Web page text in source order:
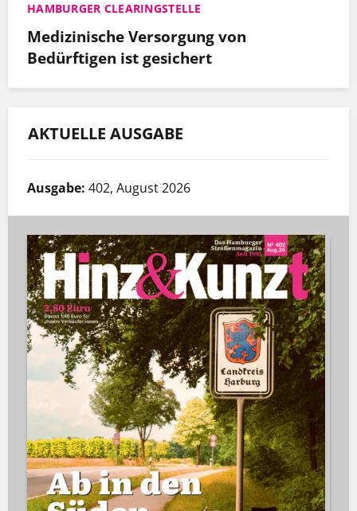
HAMBURGER CLEARINGSTELLE
Medizinische Versorgung von
Bedürftigen ist gesichert
AKTUELLE AUSGABE
Ausgabe: 402, August 2026